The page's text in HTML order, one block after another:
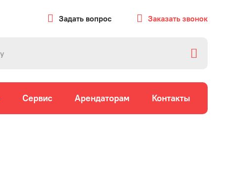
Задать вопрос Заказать звонок
Сервис Арендаторам Контакты